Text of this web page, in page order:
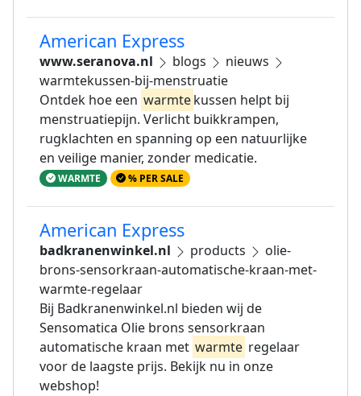
American Express
www.seranova.nl blogs
nieuws
warmtekussen-bij-menstruatie
Ontdek hoe een warmtekussen helpt bij
menstruatiepijn. Verlicht buikkrampen,
rugklachten en spanning op een natuurlijke
en veilige manier, zonder medicatie.
WARMTE % PER SALE
American Express
badkranenwinkel.nl products
olie-
brons-sensorkraan-automatische-kraan-met-
warmte-regelaar
Bij Badkranenwinkel.nl bieden wij de
Sensomatica Olie brons sensorkraan
automatische kraan met warmte regelaar
voor de laagste prijs. Bekijk nu in onze
webshop!